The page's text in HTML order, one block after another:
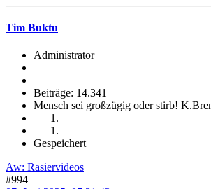
Tim Buktu
Administrator
Beiträge: 14.341
Mensch sei großzügig oder stirb!
Gespeichert
Aw: Rasiervideos
#994